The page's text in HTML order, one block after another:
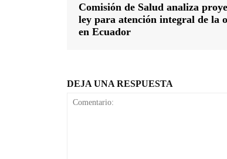
Comisión de Salud analiza
ley para atención integral de la
en Ecuador
DEJA UNA RESPUESTA